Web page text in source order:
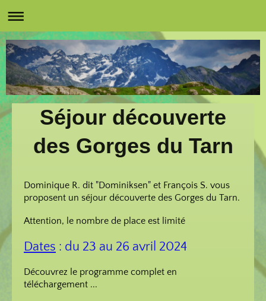
Séjour découverte
des Gorges du Tarn
Dominique R. dit "Dominiksen" et François S. vous
proposent un séjour découverte des Gorges du Tarn.
Attention, le nombre de place est limité
Dates : du 23 au 26 avril 2024
Découvrez le programme complet en
téléchargement ...